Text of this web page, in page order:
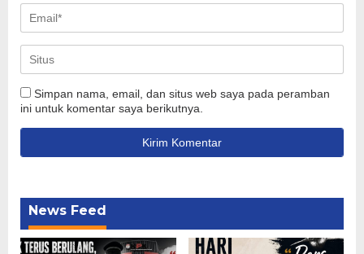
Simpan nama, email, dan situs web saya pada peramban
ini untuk komentar saya berikutnya.
News Feed